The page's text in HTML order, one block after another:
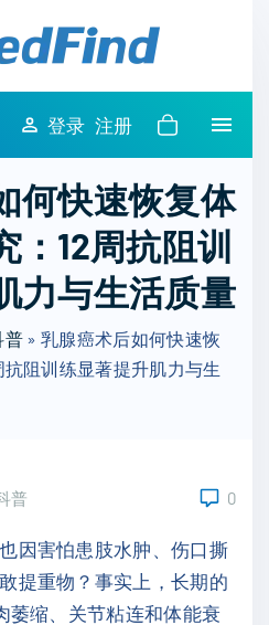
登录 注册
何快速恢复体
：12周抗阻训
力与生活质量
普 »乳腺癌术后如何快速恢
阻训练显著提升肌力与生
普 0
因害怕患肢水肿、伤口撕
提重物？事实上，长期的
萎缩、关节粘连和体能衰